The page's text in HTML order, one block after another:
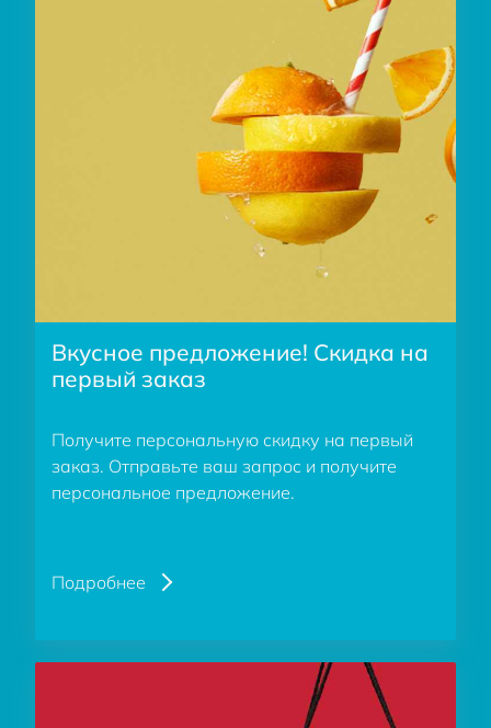
Вкусное предложение! Скидка на
первый заказ
Получите персональную скидку на первый
заказ. Отправьте ваш запрос и получите
персональное предложение.
Подробнее